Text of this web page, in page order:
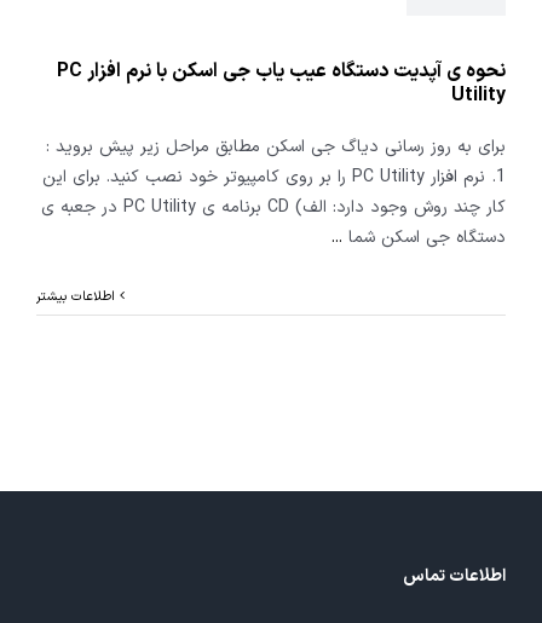
نحوه ی آپدیت دستگاه عیب یاب جی اسکن با نرم افزار PC
Utility
برای به روز رسانی دیاگ جی اسکن مطابق مراحل زیر پیش بروید :
1. نرم افزار PC Utility را بر روی کامپیوتر خود نصب کنید. برای این
کار چند روش وجود دارد: الف) CD برنامه ی PC Utility در جعبه ی
دستگاه جی اسکن شما ...
اطلاعات بیشتر
اطلاعات تماس